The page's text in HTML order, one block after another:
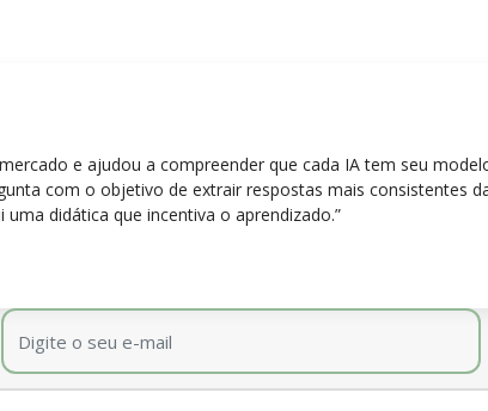
e ajudou a compreender que cada IA tem seu
com o objetivo de extrair respostas mais consistentes
didática que incentiva o aprendizado.”
E-mail